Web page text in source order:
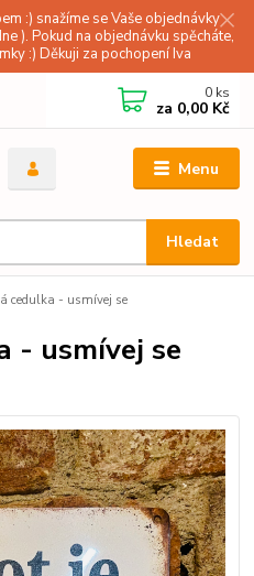
:) snažíme se Vaše objednávky
). Pokud na objednávku spěcháte,
:) Děkuji za pochopení Iva
Menu
Hledat
0 ks
za 0,00 Kč
cedulka - usmívej se
- usmívej se